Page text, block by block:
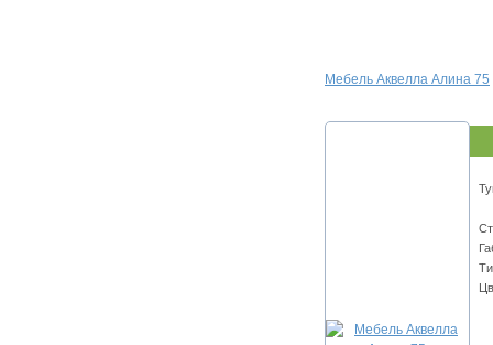
Мебель Аквелла Алина 75